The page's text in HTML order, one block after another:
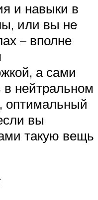
и навыки в
или вы не
– вполне
а сами
нейтральном
оптимальный
вы
такую вещь